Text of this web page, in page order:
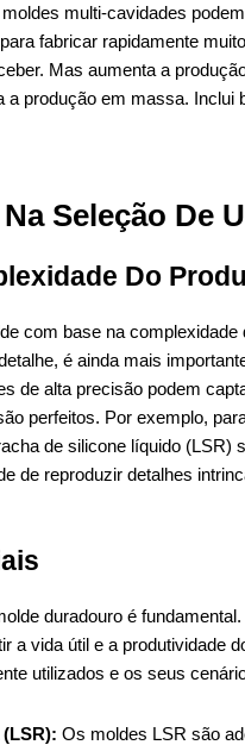
multi-cavidades
fabricar rapidamente
Mas aumenta a
a produção em massa.
Seleção De
Do
com base na
é ainda mais
de alta precisão podem
perfeitos. Por exemplo,
de silicone líquido (LSR)
de reproduzir detalhes
duradouro é
a vida útil e a produtividade
utilizados e os seus
Os moldes LSR são